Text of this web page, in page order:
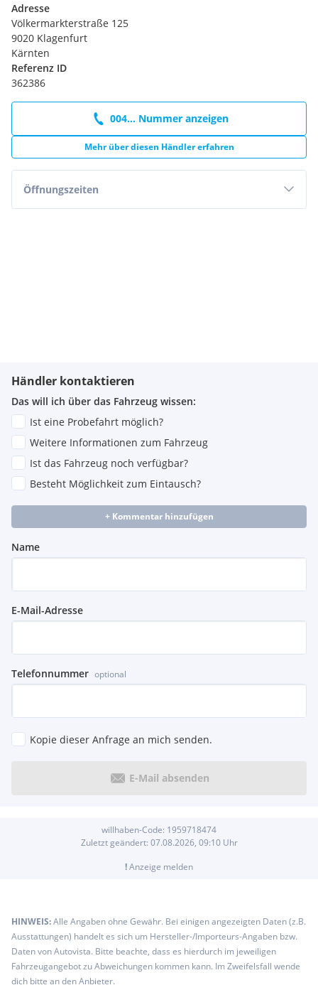
Adresse
Völkermarkterstraße 125
9020 Klagenfurt
Kärnten
Referenz ID
362386
004... Nummer anzeigen
Mehr über diesen Händler erfahren
Öffnungszeiten
Händler kontaktieren
Das will ich über das Fahrzeug wissen:
Ist eine Probefahrt möglich?
Weitere Informationen zum Fahrzeug
Ist das Fahrzeug noch verfügbar?
Besteht Möglichkeit zum Eintausch?
+ Kommentar hinzufügen
Name
E-Mail-Adresse
Telefonnummer optional
Kopie dieser Anfrage an mich senden.
E-Mail absenden
willhaben-Code: 1959718474
Zuletzt geändert: 07.08.2026, 09:10Uhr
!Anzeige melden
HINWEIS:Alle Angaben ohne Gewähr. Bei einigen angezeigten Daten (z.B.
Ausstattungen) handelt es sich um Hersteller-/Importeurs-Angaben bzw.
Daten von Autovista. Bitte beachte, dass es hierdurch im jeweiligen
Fahrzeugangebot zu Abweichungen kommen kann. Im Zweifelsfall wende
dich bitte an den Anbieter.